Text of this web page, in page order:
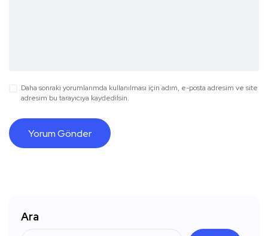
Daha sonraki yorumlarımda kullanılması için adım, e-posta adresim ve site
adresim bu tarayıcıya kaydedilsin.
Ara